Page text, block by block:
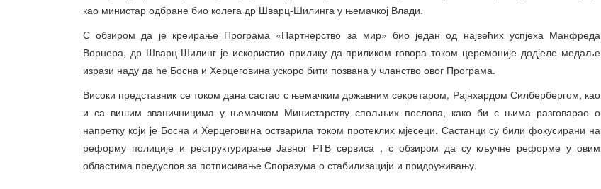
као министар одбране био колега др Шварц-Шилинга у њемачкој Влади.
С обзиром да је креирање Програма «Партнерство за мир» био један од највећих успјеха Манфреда
Ворнера, др Шварц-Шилинг је искористио прилику да приликом говора током церемоније додјеле медаље
изрази наду да ће Босна и Херцеговина ускоро бити позвана у чланство овог Програма.
Високи представник се током дана састао с њемачким државним секретаром, Рајнхардом Силбербергом, као
и са вишим званичницима у њемачком Министарству спољњих послова, како би с њима разговарао о
напретку који је Босна и Херцеговина остварила током протеклих мјесеци. Састанци су били фокусирани на
реформу полиције и реструктурирање Јавног РТВ сервиса , с обзиром да су кључне реформе у овим
областима предуслов за потписивање Споразума о стабилизацији и придруживању.